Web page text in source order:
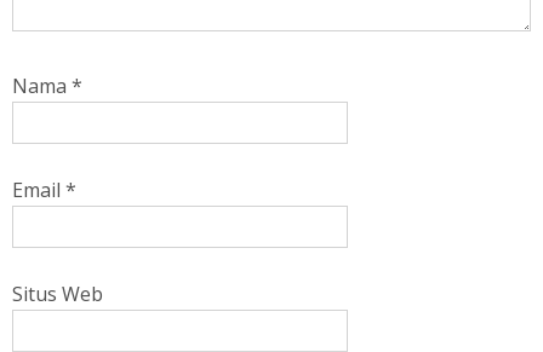
Nama *
Email *
Situs Web